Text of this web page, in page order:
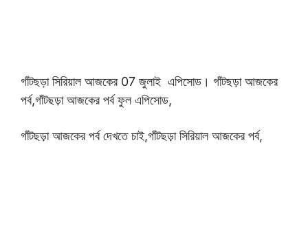
গাঁটছড়া সিরিয়াল আজকের 07 জুলাই এপিসোড। গাঁটছড়া আজকের
পর্ব,গাঁটছড়া আজকের পর্ব ফুল এপিসোড,
গাঁটছড়া আজকের পর্ব দেখতে চাই,গাঁটছড়া সিরিয়াল আজকের পর্ব,